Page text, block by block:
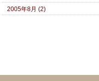
2005年8月 (2)